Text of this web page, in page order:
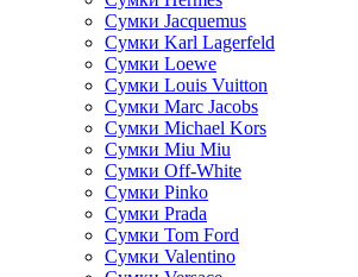
Сумки Jacquemus
Сумки Karl Lagerfeld
Сумки Loewe
Сумки Louis Vuitton
Сумки Marc Jacobs
Сумки Michael Kors
Сумки Miu Miu
Сумки Off-White
Сумки Pinko
Сумки Prada
Сумки Tom Ford
Cумки Valentino